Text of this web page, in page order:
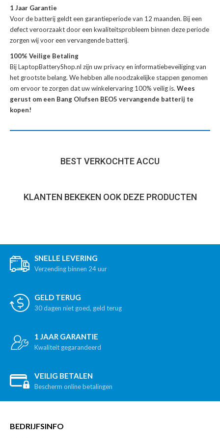
1 Jaar Garantie
Voor debatterij geldt een garantieperiode van 12 maanden. Bij een
defect veroorzaakt door een kwaliteitsprobleem binnen deze periode
zorgen wij voor een vervangende batterij.
100% Veilige Betaling
Bij LaptopBatteryShop.nl zijn uw privacy en informatiebeveiliging van
het grootste belang. We hebben alle noodzakelijke stappen genomen
om ervoor te zorgen dat uw winkelervaring 100% veilig is. Wees
gerust om een Bang Olufsen BEO5 vervangende batterij te
kopen!
BEST VERKOCHTE ACCU
KLANTEN BEKEKEN OOK DEZE PRODUCTEN
SNELLE LEVERING
Verzending binnen 24 uur
GELD TERUG
30 dagen niet goed, geld terug
1 JAAR GARANTIE
Kwaliteit gegarandeerd
VEILIG BETALEN
Bescherm online betalingen
BEDRIJFSINFO